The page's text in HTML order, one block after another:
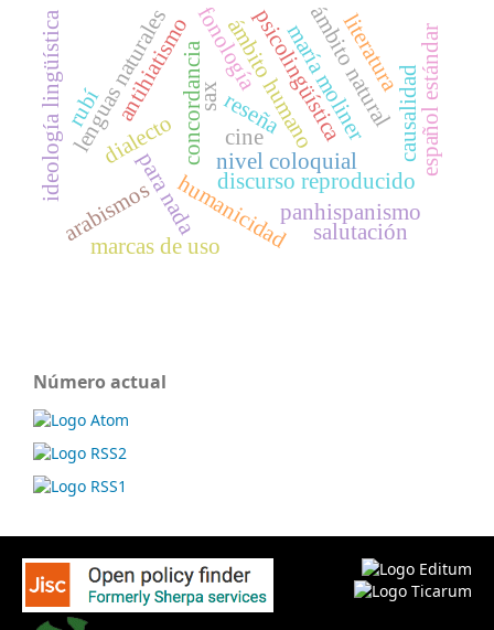
discurso reproducido
dialecto concordancia
para nada nivel coloquial
marcas de uso
lenguas naturales ámbito natural
ámbito humano
humanicidad
ideología lingüística español estándar
panhispanismo
maría moliner
arabismos
reseña
antihiatismofonología
causalidad
psicolingüísticaliteratura
cine
sax
rubí
salutación
Número actual